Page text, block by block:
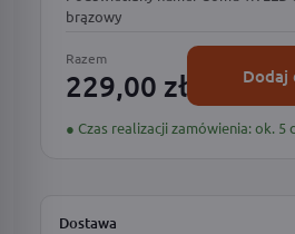
brązowy
Razem
229,00 zł Dodaj
● Czas realizacji zamówienia: ok. 5
Dostawa